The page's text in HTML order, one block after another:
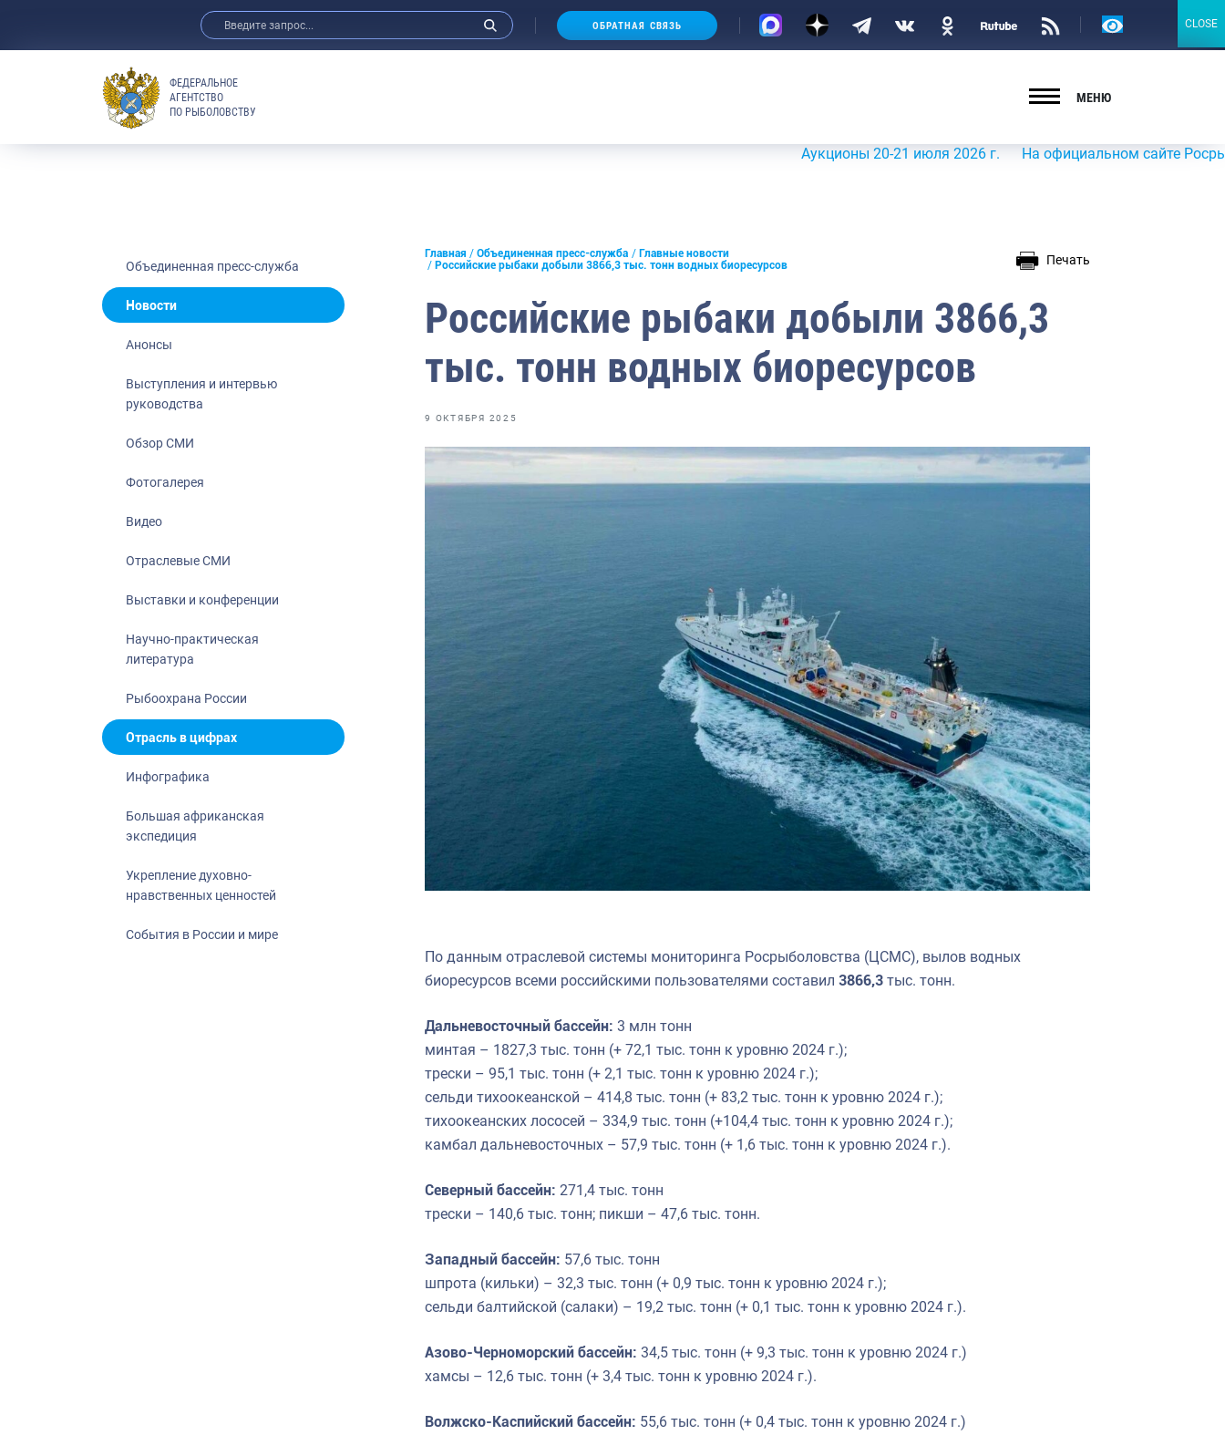
Анонсы
Отраслевые СМИ
Выставки и конференции
Рыбоохрана России
ОБРАТНАЯ СВЯЗЬ
Версия
ФЕДЕРАЛЬНОЕ
АГЕНТСТВО
ПО РЫБОЛОВСТВУ
МЕНЮ
Аукционы 20-21 июля 2026 г. На официальном сайте
Объединенная пресс-служба
Новости
Анонсы
Выступления и интервью
руководства
Обзор СМИ
Фотогалерея
Видео
Отраслевые СМИ
Выставки и конференции
Научно-практическая
литература
Рыбоохрана России
Отрасль в цифрах
Инфографика
Большая африканская
экспедиция
Укрепление духовно-
нравственных ценностей
События в России и мире
Главная Объединенная пресс-служба
Главные новости
Российские рыбаки добыли 3866,3 тыс. тонн водных биоресурсов
Печать
Российские рыбаки добыли 3866,3
тыс. тонн водных биоресурсов
9 ОКТЯБРЯ 2025
По данным отраслевой системы мониторинга Росрыболовства (ЦСМС), вылов водных
биоресурсов всеми российскими пользователями составил 3866,3 тыс. тонн.
Дальневосточный бассейн: 3 млн тонн
минтая – 1827,3 тыс. тонн (+ 72,1 тыс. тонн к уровню 2024 г.);
трески – 95,1 тыс. тонн (+ 2,1 тыс. тонн к уровню 2024 г.);
сельди тихоокеанской – 414,8 тыс. тонн (+ 83,2 тыс. тонн к уровню 2024 г.);
тихоокеанских лососей – 334,9 тыс. тонн (+104,4 тыс. тонн к уровню 2024 г.);
камбал дальневосточных – 57,9 тыс. тонн (+ 1,6 тыс. тонн к уровню 2024 г.).
Северный бассейн: 271,4 тыс. тонн
трески – 140,6 тыс. тонн; пикши – 47,6 тыс. тонн.
Западный бассейн: 57,6 тыс. тонн
шпрота (кильки) – 32,3 тыс. тонн (+ 0,9 тыс. тонн к уровню 2024 г.);
сельди балтийской (салаки) – 19,2 тыс. тонн (+ 0,1 тыс. тонн к уровню 2024 г.).
Азово-Черноморский бассейн: 34,5 тыс. тонн (+ 9,3 тыс. тонн к уровню 2024 г.)
хамсы – 12,6 тыс. тонн (+ 3,4 тыс. тонн к уровню 2024 г.).
Волжско-Каспийский бассейн: 55,6 тыс. тонн (+ 0,4 тыс. тонн к уровню 2024 г.)
CLOSE
CLOSE